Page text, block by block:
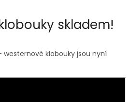
skladem!
klobouky jsou nyní